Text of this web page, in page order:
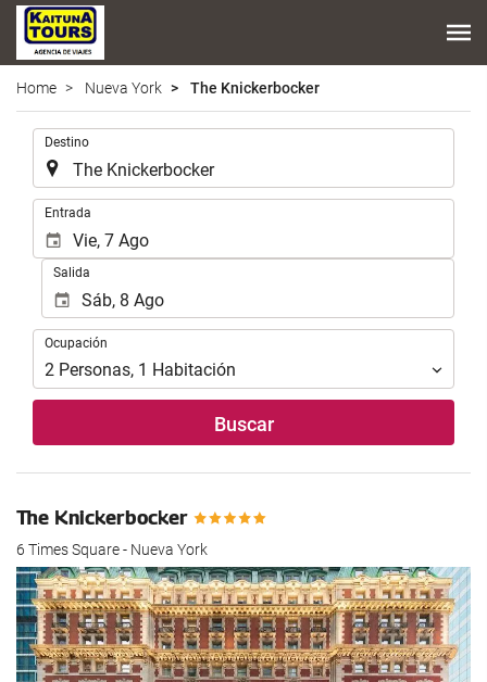
Home Nueva York The Knickerbocker
Destino
Entrada
Salida
Ocupación
Ocupación
2 Personas, 1 Habitación
Buscar
The Knickerbocker
6 Times Square - Nueva York